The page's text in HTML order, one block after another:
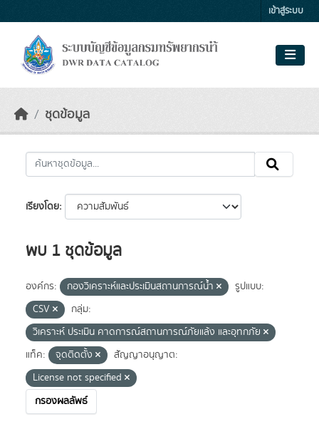
เข้าสู่ระบบ
ชุดข้อมูล
เรียงโดย
พบ 1 ชุดข้อมูล
องค์กร: กองวิเคราะห์และประเมินสถานการณ์น้ำ
รูปแบบ:
CSV
กลุ่ม:
วิเคราะห์ ประเมิน คาดการณ์สถานการณ์ภัยแล้ง และอุทกภัย
แท็ค:
จุดติดตั้ง
สัญญาอนุญาต:
License not specified
กรองผลลัพธ์